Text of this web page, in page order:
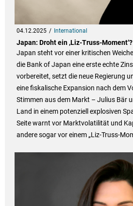
04.12.2025 International
Japan: Droht ein ‚Liz-Truss-Moment‘?
Japan steht vor einer kritischen
die Bank of Japan eine erste echte
vorbereitet, setzt die neue Regierung
eine fiskalische Expansion nach dem
Stimmen aus dem Markt – Julius Bär
Land in einem potenziell explosiven
Seite warnt vor Marktvolatilität und
andere sogar vor einem „Liz-Truss-